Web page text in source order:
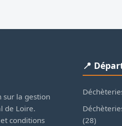
la gestion
de Loire.
conditions
📍
(28)